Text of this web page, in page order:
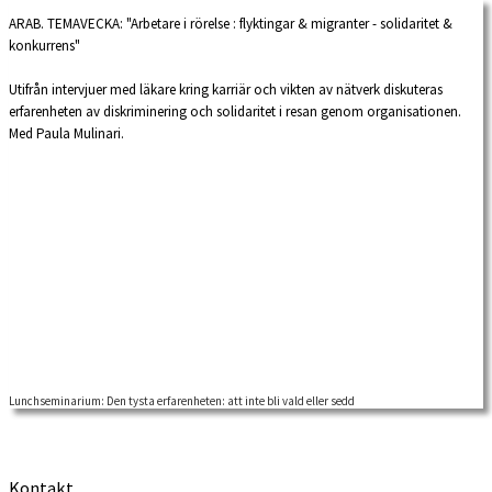
ARAB. TEMAVECKA: "Arbetare i rörelse : flyktingar & migranter - solidaritet &
konkurrens"
Utifrån intervjuer med läkare kring karriär och vikten av nätverk diskuteras
erfarenheten av diskriminering och solidaritet i resan genom organisationen.
Med Paula Mulinari.
Lunchseminarium: Den tysta erfarenheten: att inte bli vald eller sedd